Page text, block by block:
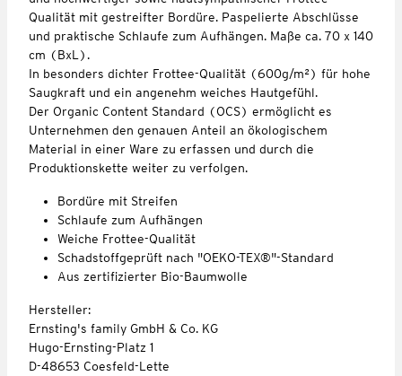
Qualität mit gestreifter Bordüre. Paspelierte Abschlüsse
und praktische Schlaufe zum Aufhängen. Maße ca. 70 x 140
cm (BxL).
In besonders dichter Frottee-Qualität (600g/m²) für hohe
Saugkraft und ein angenehm weiches Hautgefühl.
Der Organic Content Standard (OCS) ermöglicht es
Unternehmen den genauen Anteil an ökologischem
Material in einer Ware zu erfassen und durch die
Produktionskette weiter zu verfolgen.
Bordüre mit Streifen
Schlaufe zum Aufhängen
Weiche Frottee-Qualität
Schadstoffgeprüft nach "OEKO-TEX®"-Standard
Aus zertifizierter Bio-Baumwolle
Hersteller:
Ernsting's family GmbH & Co. KG
Hugo-Ernsting-Platz 1
D-48653 Coesfeld-Lette